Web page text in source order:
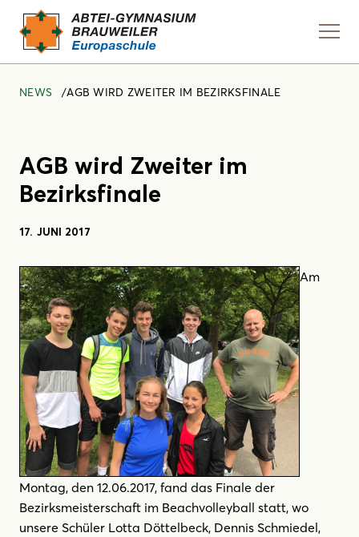
NEWS AGB WIRD ZWEITER IM BEZIRKSFINALE
AGB wird Zweiter im
Bezirksfinale
17. JUNI 2017
Am
Montag, den 12.06.2017, fand das Finale der
Bezirksmeisterschaft im Beachvolleyball statt, wo
unsere Schüler Lotta Döttelbeck, Dennis Schmiedel,